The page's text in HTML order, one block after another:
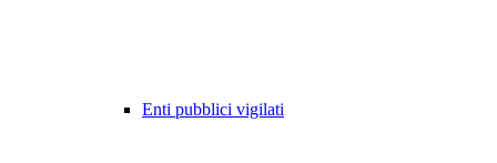
Enti pubblici vigilati